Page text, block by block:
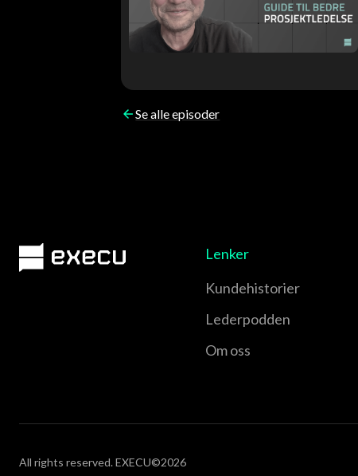
Se alle episoder
Lenker
Kundehistorier
Lederpodden
Om oss
All rights reserved. EXECU©2026